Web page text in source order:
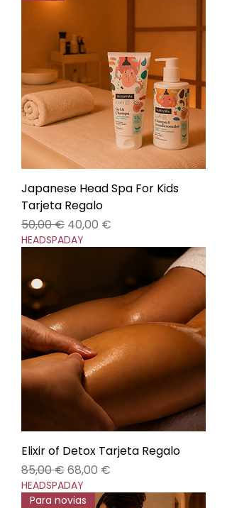
Japanese Head Spa For Kids
Tarjeta Regalo
Precio
50,00 € Precio de oferta
40,00 €
HEADSPADAY
Elixir of Detox Tarjeta Regalo
Precio
85,00 €Precio de oferta
68,00 €
HEADSPADAY
Para novias